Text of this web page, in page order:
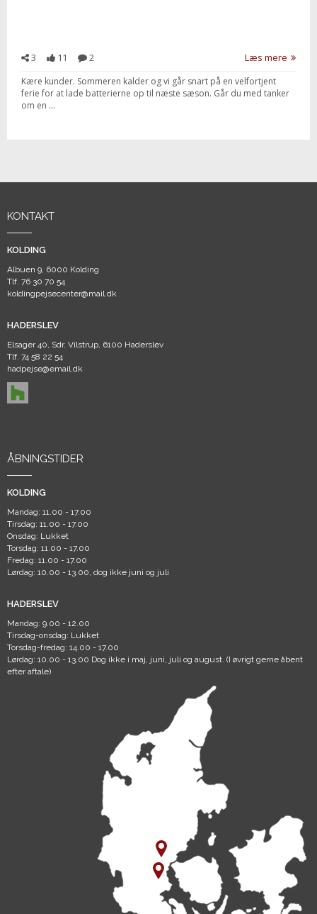
3 11 2 Læs mere
Kære kunder. Sommeren kalder og vi går snart på en velfortjent
ferie for at lade batterierne op til næste sæson. Går du med tanker
om en ...
KONTAKT
KOLDING
Albuen 9, 6000 Kolding
Tlf. 76 30 70 54
koldingpejsecenter@mail.dk
HADERSLEV
Elsager 40, Sdr. Vilstrup, 6100 Haderslev
Tlf. 74 58 22 54
hadpejse@email.dk
ÅBNINGSTIDER
KOLDING
Mandag: 11.00 - 17.00
Tirsdag: 11.00 - 17.00
Onsdag: Lukket
Torsdag: 11.00 - 17.00
Fredag: 11.00 - 17.00
Lørdag: 10.00 - 13.00, dog ikke juni og juli
HADERSLEV
Mandag: 9.00 - 12.00
Tirsdag-onsdag: Lukket
Torsdag-fredag: 14.00 - 17.00
Lørdag: 10.00 - 13.00 Dog ikke i maj, juni, juli og august. (I øvrigt gerne åbent
efter aftale)